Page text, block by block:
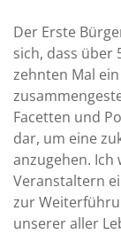
Der Erste
sich, dass über
zehnten Mal
Facetten und
dar, um eine
anzugehen.
Veranstaltern
zur
unserer aller